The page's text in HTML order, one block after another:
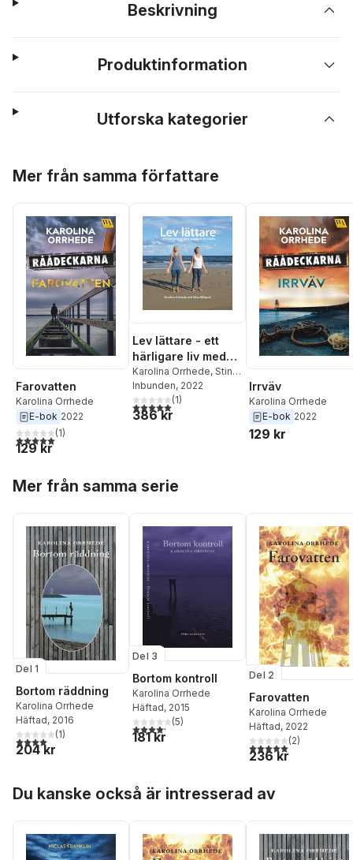
Beskrivning
Produktinformation
Utforska kategorier
Mer från samma författare
Farovatten
Karolina Orrhede
E-bok 2022
5,0utav 5 stjärnor. Totalt antal röster:
(1)
129 kr
Lev lättare - ett
härligare liv med
yoga och skrivande
Karolina Orrhede, Stina
Willquist
Inbunden, 2022
5,0utav 5 stjärnor. Totalt antal röster:
(1)
386 kr
Irrväv
Karolina Orrhede
E-bok 2022
129 kr
Mer från samma serie
Del 1
Bortom räddning
Karolina Orrhede
Häftad, 2016
4,0utav 5 stjärnor. Totalt antal röster:
(1)
204 kr
Del 3
Bortom kontroll
Karolina Orrhede
Häftad, 2015
4,2utav 5 stjärnor. Totalt antal röster:
(5)
181 kr
Del 2
Farovatten
Karolina Orrhede
Häftad, 2022
5,0utav 5 stjärnor.
(2)
236 kr
Du kanske också är intresserad av